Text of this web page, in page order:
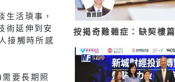
活瑣事，
術延伸到安
接觸時所感
要長期照
按揭奇難雜症：缺契樓篇